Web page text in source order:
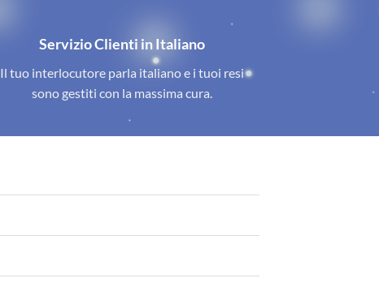
Servizio Clienti in Italiano
Il tuo interlocutore parla italiano e i tuoi resi
sono gestiti con la massima cura.